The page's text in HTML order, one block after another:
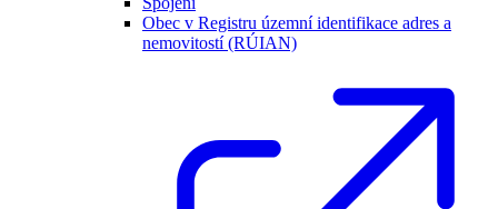
Obec v Registru územní identifikace adres a
nemovitostí (RÚIAN)